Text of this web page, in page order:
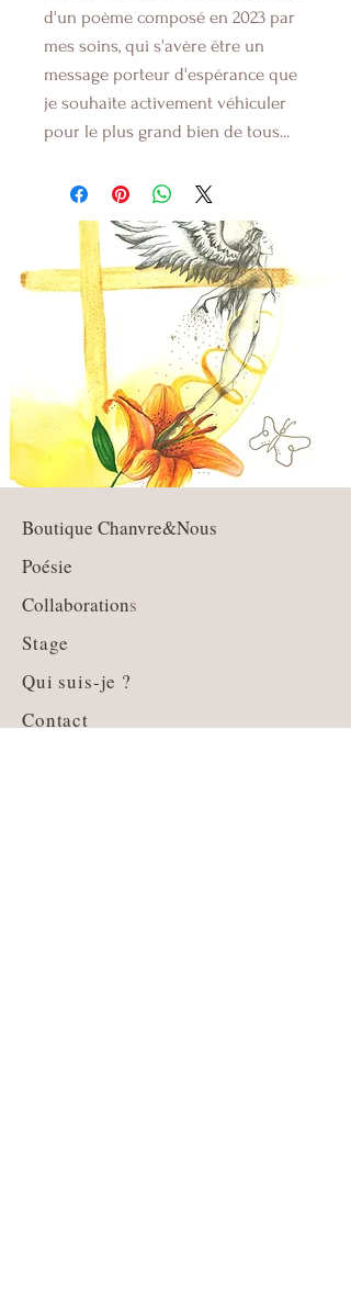
d'un poème composé en 2023 par
mes soins, qui s'avère être un
message porteur d'espérance que
je souhaite activement véhiculer
pour le plus grand bien de tous...
Boutique Chanvre&Nous
Poésie
Collaborations
Stage
Qui suis-je ?
Contact